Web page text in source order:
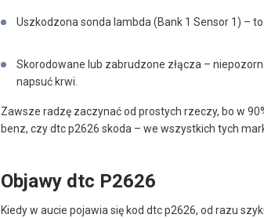
Uszkodzona sonda lambda (Bank 1 Sensor 1) –
Skorodowane lub zabrudzone złącza –
napsuć krwi.
Zawsze radzę zaczynać od prostych rzeczy, bo w
benz, czy dtc p2626 skoda – we wszystkich tych
Objawy dtc P2626
Kiedy w aucie pojawia się kod dtc p2626, od razu